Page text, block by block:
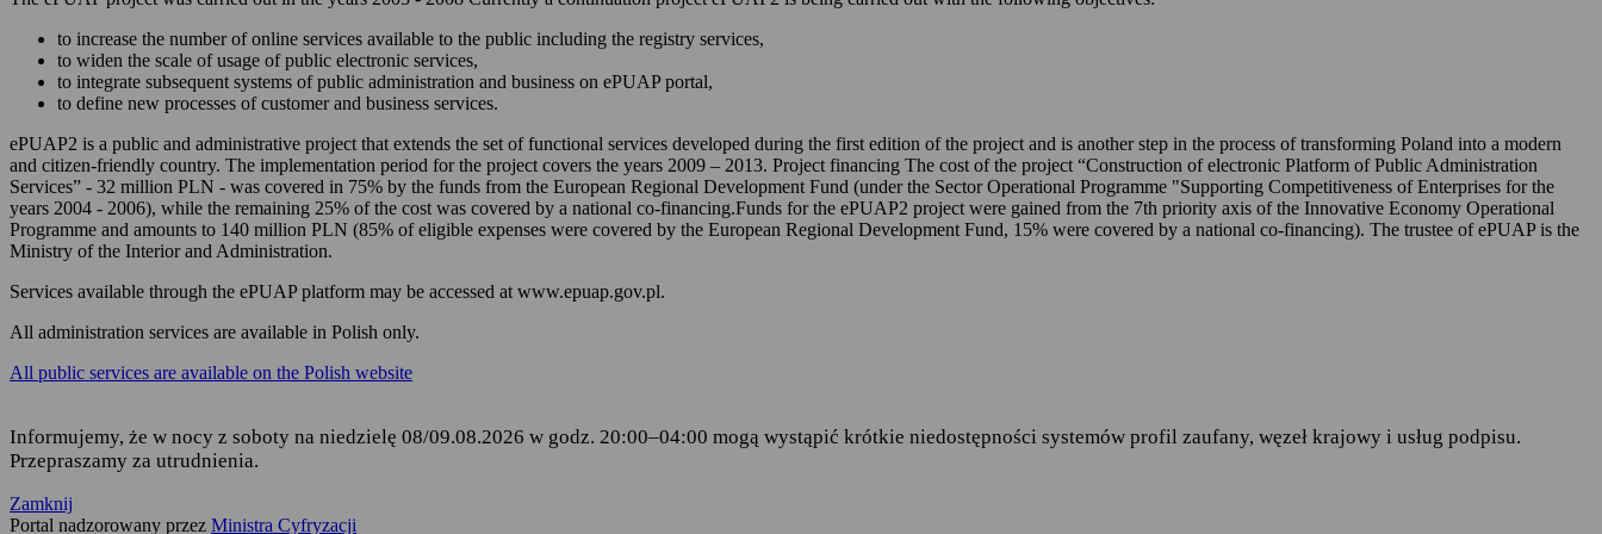
zarządzania Twoim kontem na ePUAP-ie,
korzystania z usług online udostępnionych na ePUAP-ie i w serwisie mObywatel.gov.pl,
składania podań i wniosków za pomocą formularzy elektronicznych udostępnionych na ePUAP-ie,
odbierania korespondencji doręczanej przez podmioty publiczne.
Podstawę przetwarzania danych stanowią:
Rozporządzenie Parlamentu Europejskiego i Rady (UE) 2016/679 z dnia 27 kwietnia 2016 r. w sprawie ochrony osób
fizycznych w związku z przetwarzaniem danych osobowych i w sprawie swobodnego przepływu takich danych oraz
Ustawa z dnia 17 lutego 2005 r. o informatyzacji działalności podmiotów realizujących zadania publiczne
ust. 1 i 2,
Rozporządzenie Ministra Cyfryzacji z dnia 5 października 2016 r. w sprawie zakresu i warunków korzystania z
elektronicznej platformy usług administracji publicznej.
Odbiorcą Twoich danych jest Centralny Ośrodek Informatyki, który w imieniu ministra właściwego do spraw informatyzacji
to increase the number of online services available to the public including the registry services,
to widen the scale of usage of public electronic services,
to integrate subsequent systems of public administration and business on ePUAP portal,
to define new processes of customer and business services.
ePUAP2 is a public and administrative project that extends the set of functional services developed during the first edition of the project and is another step in the process of transforming Poland into a modern
and citizen-friendly country. The implementation period for the project covers the years 2009 – 2013. Project financing The cost of the project “Construction of electronic Platform of Public Administration
Services” - 32 million PLN - was covered in 75% by the funds from the European Regional Development Fund (under the Sector Operational Programme "Supporting Competitiveness of Enterprises for the
years 2004 - 2006), while the remaining 25% of the cost was covered by a national co-financing.Funds for the ePUAP2 project were gained from the 7th priority axis of the Innovative Economy Operational
Programme and amounts to 140 million PLN (85% of eligible expenses were covered by the European Regional Development Fund, 15% were covered by a national co-financing). The trustee of ePUAP is the
Ministry of the Interior and Administration.
Services available through the ePUAP platform may be accessed at www.epuap.gov.pl.
All administration services are available in Polish only.
All public services are available on the Polish website
Informujemy, że w nocy z soboty na niedzielę 08/09.08.2026 w godz. 20:00–04:00 mogą wystąpić krótkie niedostępności systemów profil zaufany, węzeł krajowy i usług podpisu.
Przepraszamy za utrudnienia.
Zamknij
Portal nadzorowany przez Ministra Cyfryzacji